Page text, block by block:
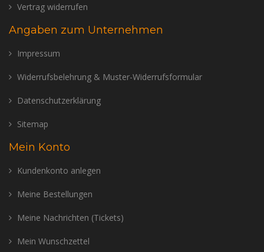
Vertrag widerrufen
Angaben zum Unternehmen
Impressum
Widerrufsbelehrung & Muster-Widerrufsformular
Datenschutzerklärung
Sitemap
Mein Konto
Kundenkonto anlegen
Meine Bestellungen
Meine Nachrichten (Tickets)
Mein Wunschzettel